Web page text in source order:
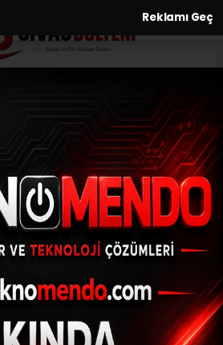
Reklamı Geç
açığı Haziran
10,8 arttı
EKONOMI
31.07.2024 - 10:31, Güncelleme: 31.07.2024
- 10:22
Haziran ayında yüzde 10,8
ABONE OL